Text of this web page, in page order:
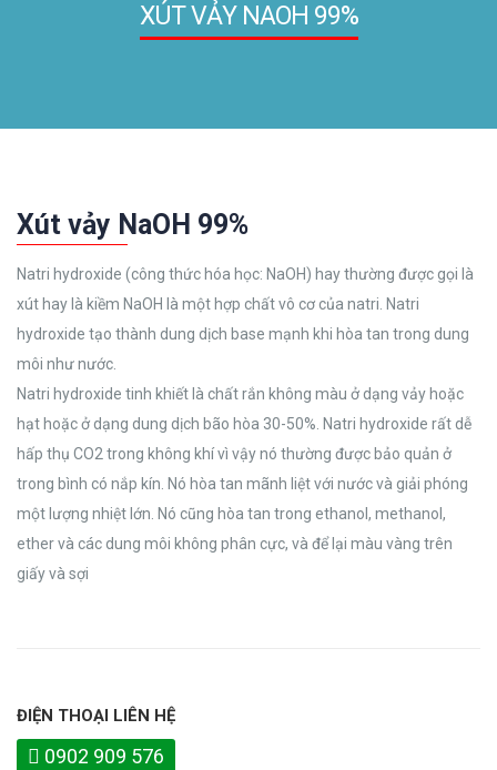
XÚT VẢY NAOH 99%
Xút vảy NaOH 99%
Natri hydroxide (công thức hóa học: NaOH) hay thường được gọi là
xút hay là kiềm NaOH là một hợp chất vô cơ của natri. Natri
hydroxide tạo thành dung dịch base mạnh khi hòa tan trong dung
môi như nước.
Natri hydroxide tinh khiết là chất rắn không màu ở dạng vảy hoặc
hạt hoặc ở dạng dung dịch bão hòa 30-50%. Natri hydroxide rất dễ
hấp thụ CO2 trong không khí vì vậy nó thường được bảo quản ở
trong bình có nắp kín. Nó hòa tan mãnh liệt với nước và giải phóng
một lượng nhiệt lớn. Nó cũng hòa tan trong ethanol, methanol,
ether và các dung môi không phân cực, và để lại màu vàng trên
giấy và sợi
ĐIỆN THOẠI LIÊN HỆ
0902 909 576